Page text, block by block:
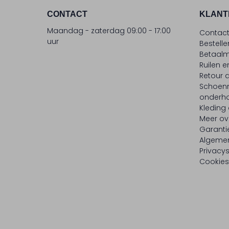
CONTACT
Maandag - zaterdag 09:00 - 17:00
uur
Contact
Ruilen
Retour
Meer